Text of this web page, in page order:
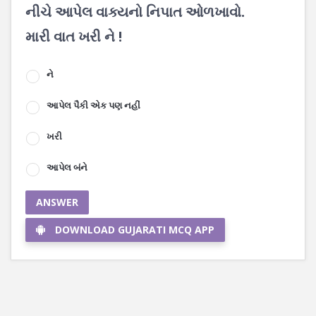
નીચે આપેલ વાક્યનો નિપાત ઓળખાવો.
મારી વાત ખરી ને !
ને
આપેલ પૈકી એક પણ નહીં
ખરી
આપેલ બંને
ANSWER
DOWNLOAD GUJARATI MCQ APP